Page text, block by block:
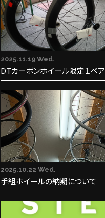
2025.11.19 Wed.
DTカーボンホイール限定１ペア
2025.10.22 Wed.
手組ホイールの納期について